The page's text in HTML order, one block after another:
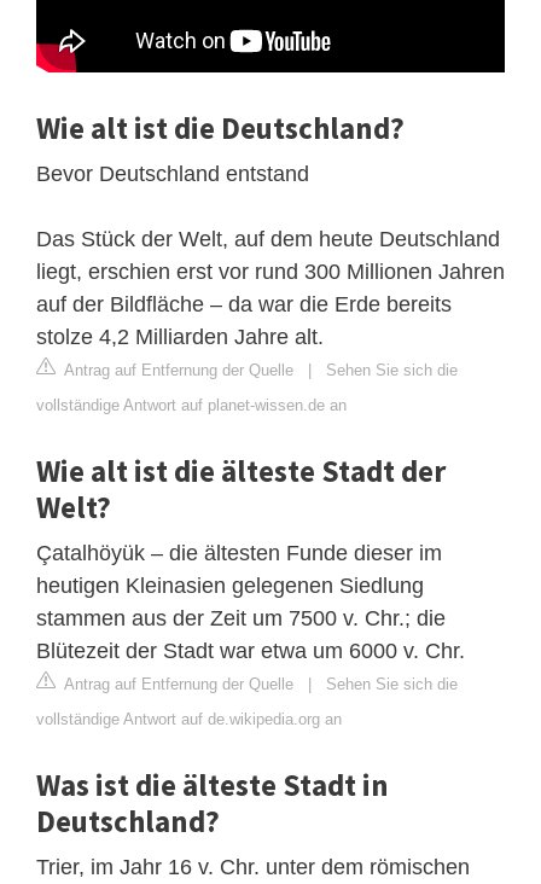
Wie alt ist die Deutschland?
Bevor Deutschland entstand
Das Stück der Welt, auf dem heute Deutschland
liegt, erschien erst vor rund 300 Millionen Jahren
auf der Bildfläche – da war die Erde bereits
stolze 4,2 Milliarden Jahre alt.
Antrag auf Entfernung der Quelle | Sehen Sie sich die
vollständige Antwort auf planet-wissen.de an
Wie alt ist die älteste Stadt der
Welt?
Çatalhöyük – die ältesten Funde dieser im
heutigen Kleinasien gelegenen Siedlung
stammen aus der Zeit um 7500 v. Chr.; die
Blütezeit der Stadt war etwa um 6000 v. Chr.
Antrag auf Entfernung der Quelle | Sehen Sie sich die
vollständige Antwort auf de.wikipedia.org an
Was ist die älteste Stadt in
Deutschland?
Trier, im Jahr 16 v. Chr. unter dem römischen